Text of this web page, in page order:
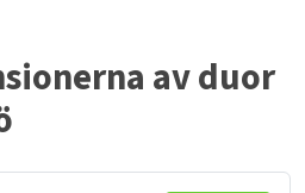
av duor